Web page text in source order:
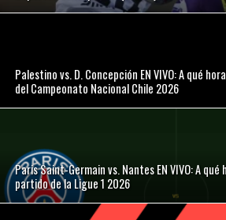
Palestino vs. D. Concepción EN VIVO: A qué
del Campeonato Nacional Chile 2026
Paris Saint-Germain vs. Nantes EN VIVO: A
partido de la Ligue 1 2026